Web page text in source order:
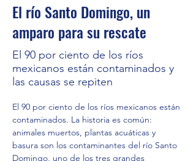
El río Santo Domingo, un
amparo para su rescate
El 90 por ciento de los ríos
mexicanos están contaminados y
las causas se repiten
El 90 por ciento de los ríos mexicanos están
contaminados. La historia es común:
animales muertos, plantas acuáticas y
basura son los contaminantes del río Santo
Domingo, uno de los tres grandes